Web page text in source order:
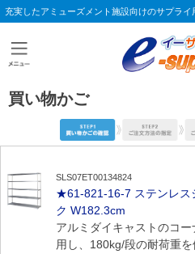
充実したアミューズメント施設向けのサプライ
買い物かご
SLS07ET00134824
★61-821-16-7 ステンレス
ク W182.3cm
アルミダイキャストのコ
用し、180kg/段の耐荷重